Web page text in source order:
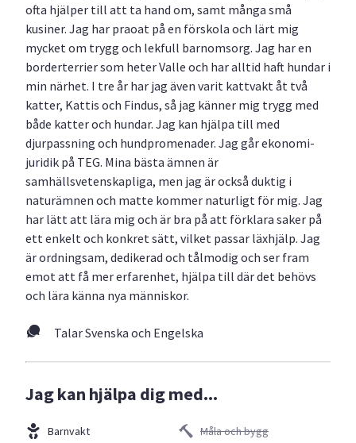
ofta hjälper till att ta hand om, samt många små
kusiner. Jag har praoat på en förskola och lärt mig
mycket om trygg och lekfull barnomsorg. Jag har en
borderterrier som heter Valle och har alltid haft hundar i
min närhet. I tre år har jag även varit kattvakt åt två
katter, Kattis och Findus, så jag känner mig trygg med
både katter och hundar. Jag kan hjälpa till med
djurpassning och hundpromenader. Jag går ekonomi-
juridik på TEG. Mina bästa ämnen är
samhällsvetenskapliga, men jag är också duktig i
naturämnen och matte kommer naturligt för mig. Jag
har lätt att lära mig och är bra på att förklara saker på
ett enkelt och konkret sätt, vilket passar läxhjälp. Jag
är ordningsam, dedikerad och tålmodig och ser fram
emot att få mer erfarenhet, hjälpa till där det behövs
och lära känna nya människor.
Talar Svenska och Engelska
Jag kan hjälpa dig med...
Barnvakt
Måla och bygg